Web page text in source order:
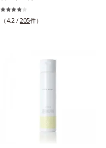
湿成分*10 気持ちのこと
美容成分「GLルートブースター
(*11)」を配合することで、肌のふ
上向き(*12)のハリと透明感を。効
果的なシナジー設計で、あなたのエ
ラニンの生成を抑え、シミ・ソバカ
オルビス内スキンケアシリーズの保
と*4 剥がれずに肌に蓄積した古い
角層*5 乾燥による*6 洗浄によ
角層を落として、くすみ(*1)レスな
輝くような素肌へ整える(*2)スペシ
したジェルが肌表面の角層をやわら
かくして絡めとり、スクラブがやさ
いのはクリアな肌に整えるクリアコ
合された保湿成分。一瞬取り去るだ
すみをため込まないすこやかな肌に
整え、パールエキス(*3)とヒアルロ
（4.2 /205件）